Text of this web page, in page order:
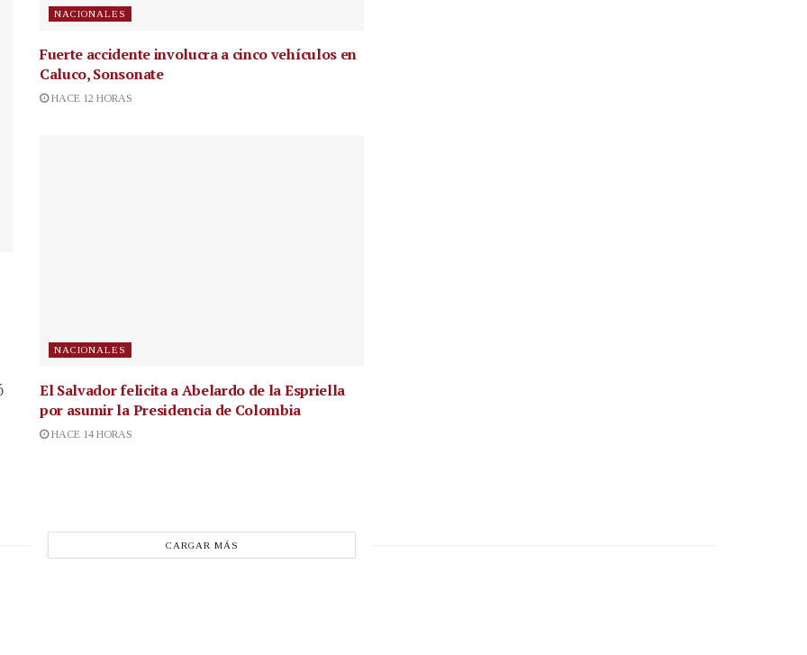
NACIONALES
Fuerte accidente involucra a cinco vehículos en
Caluco, Sonsonate
HACE 12 HORAS
NACIONALES
El Salvador felicita a Abelardo de la Espriella
por asumir la Presidencia de Colombia
HACE 14 HORAS
CARGAR MÁS